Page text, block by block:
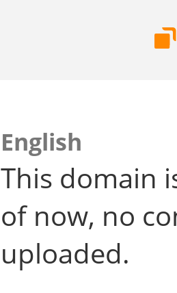
English
This domain
of now, no
uploaded.